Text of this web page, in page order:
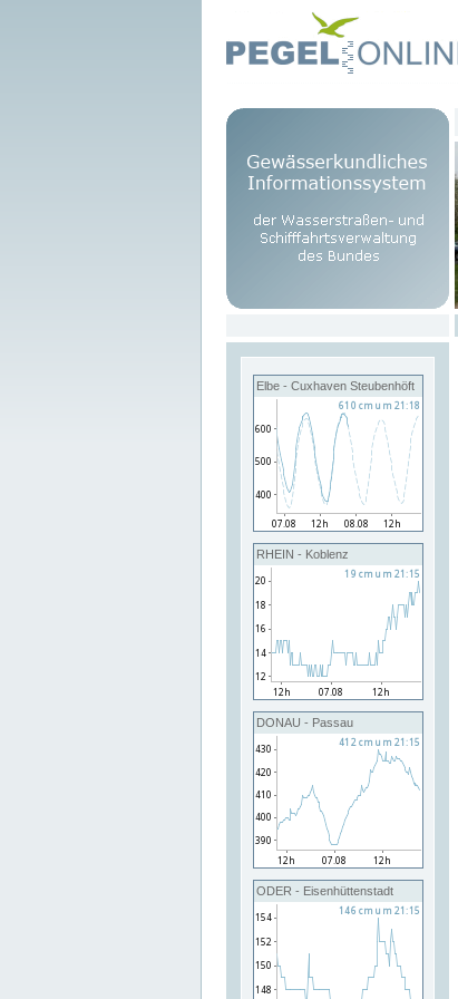
Elbe - Cuxhaven Steubenhöft
RHEIN - Koblenz
DONAU - Passau
ODER - Eisenhüttenstadt